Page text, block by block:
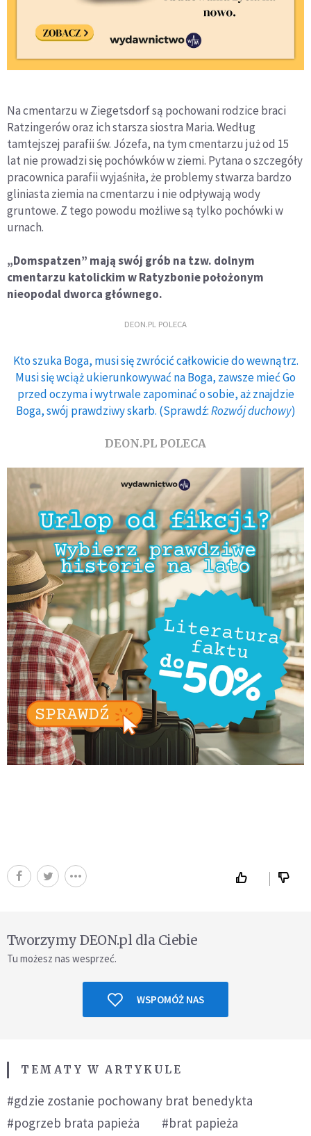
Na cmentarzu w Ziegetsdorf są pochowani rodzice braci
Ratzingerów oraz ich starsza siostra Maria. Według
tamtejszej parafii św. Józefa, na tym cmentarzu już od 15
lat nie prowadzi się pochówków w ziemi. Pytana o szczegóły
pracownica parafii wyjaśniła, że problemy stwarza bardzo
gliniasta ziemia na cmentarzu i nie odpływają wody
gruntowe. Z tego powodu możliwe są tylko pochówki w
urnach.
„Domspatzen” mają swój grób na tzw. dolnym
cmentarzu katolickim w Ratyzbonie położonym
nieopodal dworca głównego.
DEON.PL POLECA
Kto szuka Boga, musi się zwrócić całkowicie do wewnątrz.
Musi się wciąż ukierunkowywać na Boga, zawsze mieć Go
przed oczyma i wytrwale zapominać o sobie, aż znajdzie
Boga, swój prawdziwy skarb. (Sprawdź:Rozwój duchowy)
DEON.PL POLECA
Tworzymy DEON.pl dla Ciebie
Tu możesz nas wesprzeć.
WSPOMÓŻ NAS
TEMATY W ARTYKULE
#gdzie zostanie pochowany brat benedykta
#pogrzeb brata papieża
#brat papieża